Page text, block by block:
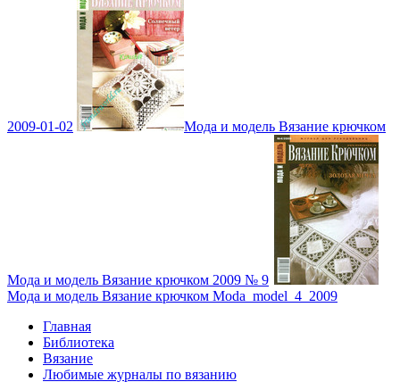
2009-01-02 Мода и модель Вязание крючком
Мода и модель Вязание крючком 2009 № 9
Мода и модель Вязание крючком Moda_model_4_2009
Главная
Библиотека
Вязание
Любимые журналы по вязанию